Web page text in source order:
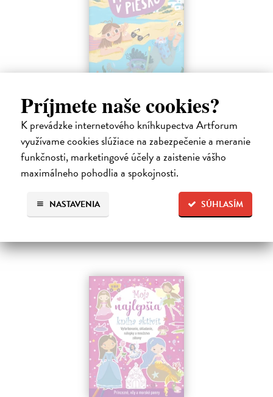
Príjmete naše cookies?
K prevádzke internetového kníhkupectva Artforum
využívame cookies slúžiace na zabezpečenie a meranie
funkčnosti, marketingové účely a zaistenie vášho
maximálneho pohodlia a spokojnosti.
SÚHLASÍM
NASTAVENIA
Sedem písmen v piesku
Hlušíková Marta| Kniha
Dovolenka na Kréte je niekedy plná prekvapení. Súrodenci Noro a
Anabela pri mori spoznávajú svojráznych Chrtovcov, natrafia na
usušenú jaštericu, zaujmú ich Uwe a Hans, ktorí sú takmer celé dni
zahrabaní…
Na sklade
14,20 €